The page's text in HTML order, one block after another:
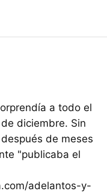
a todo el
diciembre. Sin
de meses
"publicaba el
adelantos-y-